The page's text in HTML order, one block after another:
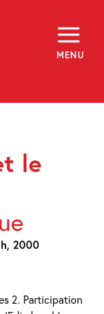
MENU
le
2000
2. Participation